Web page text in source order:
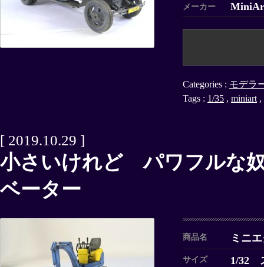
メーカー
Categories : モデラ
Tags : 1/35 , miniart ,
[ 2019.10.29 ]
小さいけれど パワフルな
ベーター
商品名 ミニ
サイズ 1/32